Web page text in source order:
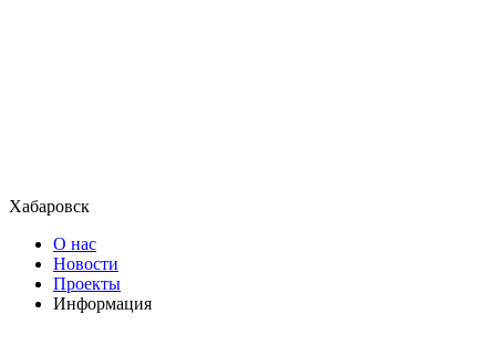
Хабаровск
О нас
Новости
Проекты
Информация